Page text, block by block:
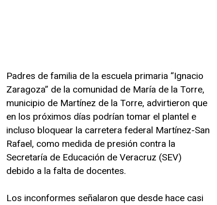
Padres de familia de la escuela primaria “Ignacio
Zaragoza” de la comunidad de María de la Torre,
municipio de Martínez de la Torre, advirtieron que
en los próximos días podrían tomar el plantel e
incluso bloquear la carretera federal Martínez-San
Rafael, como medida de presión contra la
Secretaría de Educación de Veracruz (SEV)
debido a la falta de docentes.
Los inconformes señalaron que desde hace casi